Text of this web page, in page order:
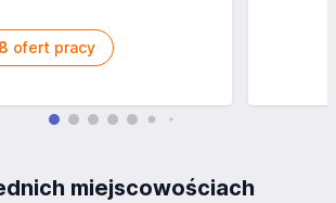
8 ofert pracy
miejscowościach